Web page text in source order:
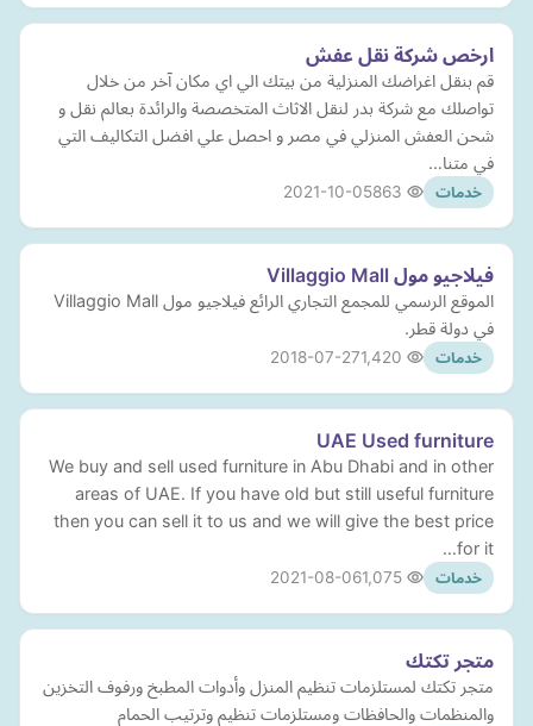
ارخص شركة نقل عفش
قم بنقل اغراضك المنزلية من بيتك الي اي مكان آخر من خلال
تواصلك مع شركة بدر لنقل الاثاث المتخصصة والرائدة بعالم نقل و
شحن العفش المنزلي في مصر و احصل علي افضل التكاليف التي
في متنا…
خدمات 2021-10-05
فيلاجيو مول Villaggio Mall
الموقع الرسمي للمجمع التجاري الرائع فيلاجيو مول Villaggio Mall
في دولة قطر.
خدمات 2018-07-27
UAE Used furniture
We buy and sell used furniture in Abu Dhabi and in other
areas of UAE. If you have old but still useful furniture
then you can sell it to us and we will give the best price
for it…
خدمات 2021-08-06
متجر تكتك
متجر تكتك لمستلزمات تنظيم المنزل وأدوات المطبخ ورفوف التخزين
والمنظمات والحافظات ومستلزمات تنظيم وترتيب الحمام